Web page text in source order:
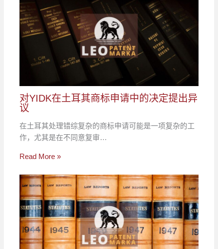
对YIDK在土耳其商标申请中的决定提出异
议
在土耳其处理错综复杂的商标申请可能是一项复杂的工
作，尤其是在不同意复审…
Read More »